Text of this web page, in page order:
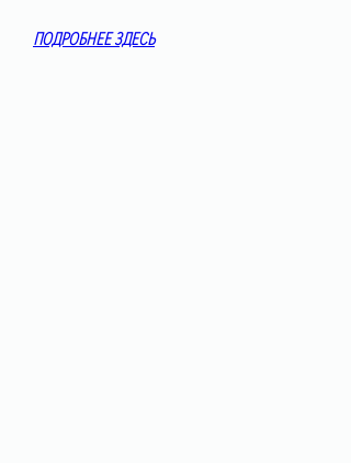
ПОДРОБНЕЕ ЗДЕСЬ